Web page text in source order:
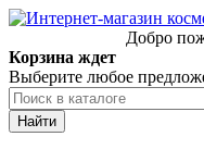
Добро
Корзина ждет
Выберите любое
Найти